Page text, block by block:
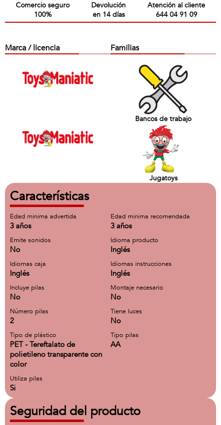
Comercio seguro
100%
Devolución
en 14 días
Atención al cliente
644 04 91 09
Marca / licencia Familias
Bancos de trabajo
Jugatoys
Características
Edad minima advertida
3 años
Edad minima recomendada
3 años
Emite sonidos
No
Idioma producto
Inglés
Idiomas caja
Inglés
Idiomas instrucciones
Inglés
Incluye pilas
No
Montaje necesario
No
Número pilas
2
Tiene luces
No
Tipo de plástico
PET - Tereftalato de
polietileno transparente con
color
Tipo pilas
AA
Utiliza pilas
Si
Seguridad del producto